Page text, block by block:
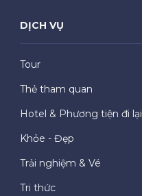
DỊCH VỤ
Tour
Thẻ tham quan
Hotel & Phương tiện đi lại
Khỏe - Đẹp
Trải nghiệm & Vé
Tri thức